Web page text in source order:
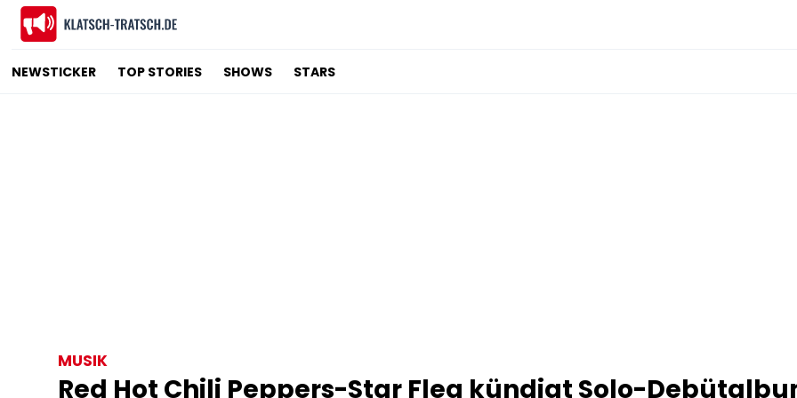
NEWSTICKER TOP STORIES SHOWS STARS
MUSIK
Red Hot Chili Peppers-Star Flea kündigt Solo-